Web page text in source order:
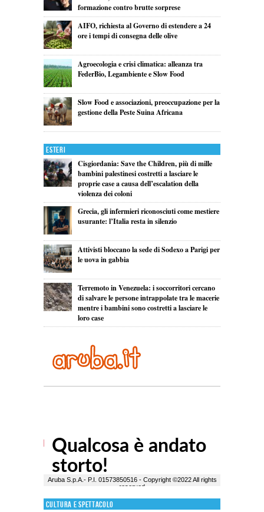
formazione contro brutte sorprese
AIFO, richiesta al Governo di estendere a 24
ore i tempi di consegna delle olive
Agroecologia e crisi climatica: alleanza tra
FederBio, Legambiente e Slow Food
Slow Food e associazioni, preoccupazione per la
gestione della Peste Suina Africana
Esteri
Cisgiordania: Save the Children, più di mille
bambini palestinesi costretti a lasciare le
proprie case a causa dell’escalation della
violenza dei coloni
Grecia, gli infermieri riconosciuti come mestiere
usurante: l’Italia resta in silenzio
Attivisti bloccano la sede di Sodexo a Parigi per
le uova in gabbia
Terremoto in Venezuela: i soccorritori cercano
di salvare le persone intrappolate tra le macerie
mentre i bambini sono costretti a lasciare le
loro case
Cultura e Spettacolo